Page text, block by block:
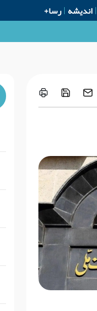
اندیشه رسا+